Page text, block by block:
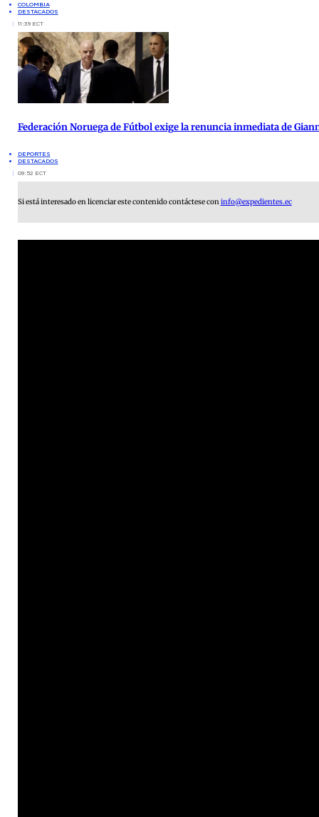
COLOMBIA
DESTACADOS
11:39 ECT
Federación Noruega de Fútbol exige la renuncia inmediata de
DEPORTES
DESTACADOS
09:52 ECT
Si está interesado en licenciar este contenido contáctese coninfo@expedientes.ec